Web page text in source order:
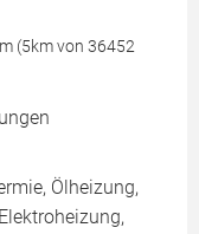
(5km von 36452
Ölheizung,